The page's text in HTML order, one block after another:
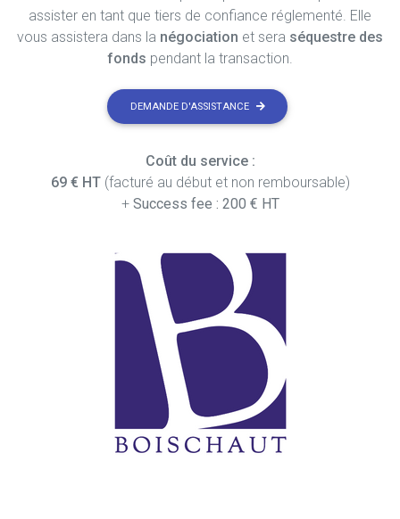
assister en tant que tiers de confiance réglementé. Elle
vous assistera dans la négociation et sera séquestre des
fonds pendant la transaction.
DEMANDE D'ASSISTANCE
Coût du service :
69 € HT(facturé au début et non remboursable)
+ Success fee : 200 € HT